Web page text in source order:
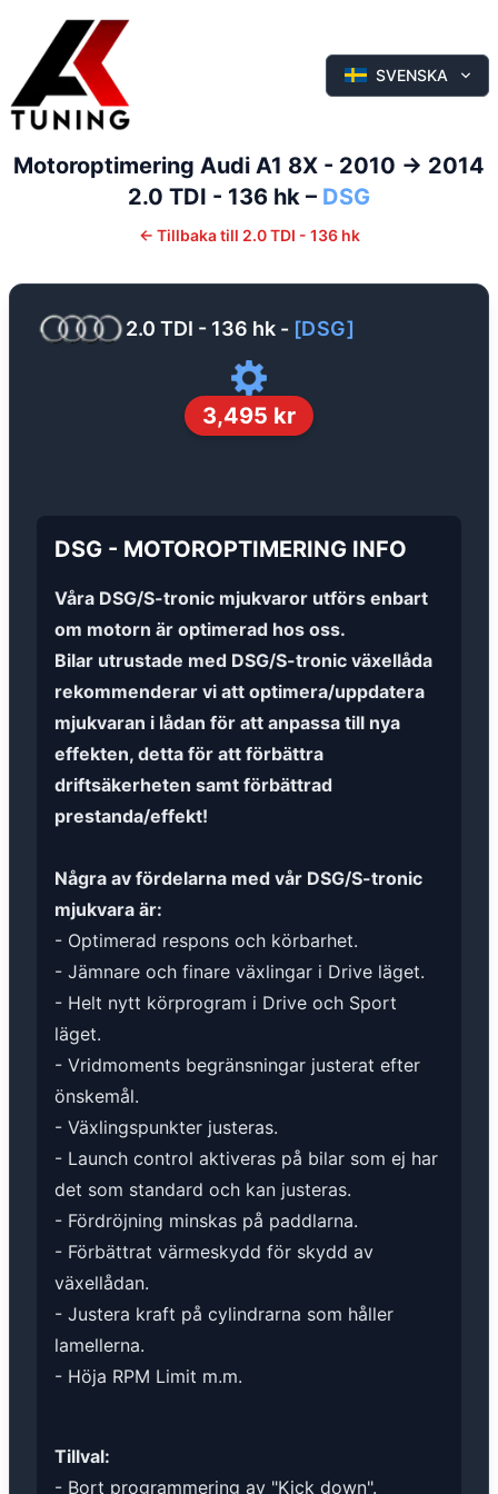
SVENSKA
Motoroptimering Audi A1 8X - 2010 -> 2014
2.0 TDI - 136 hk – DSG
← Tillbaka till 2.0 TDI - 136 hk
2.0 TDI - 136 hk - [DSG]
3,495 kr
DSG - MOTOROPTIMERING INFO
Våra DSG/S-tronic mjukvaror utförs enbart
om motorn är optimerad hos oss.
Bilar utrustade med DSG/S-tronic växellåda
rekommenderar vi att optimera/uppdatera
mjukvaran i lådan för att anpassa till nya
effekten, detta för att förbättra
driftsäkerheten samt förbättrad
prestanda/effekt!
Några av fördelarna med vår DSG/S-tronic
mjukvara är:
- Optimerad respons och körbarhet.
- Jämnare och finare växlingar i Drive läget.
- Helt nytt körprogram i Drive och Sport
läget.
- Vridmoments begränsningar justerat efter
önskemål.
- Växlingspunkter justeras.
- Launch control aktiveras på bilar som ej har
det som standard och kan justeras.
- Fördröjning minskas på paddlarna.
- Förbättrat värmeskydd för skydd av
växellådan.
- Justera kraft på cylindrarna som håller
lamellerna.
- Höja RPM Limit m.m.
Tillval:
- Bort programmering av "Kick down".